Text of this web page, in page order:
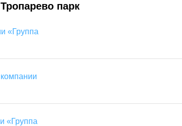
Тропарево парк
«Группа
«Группа